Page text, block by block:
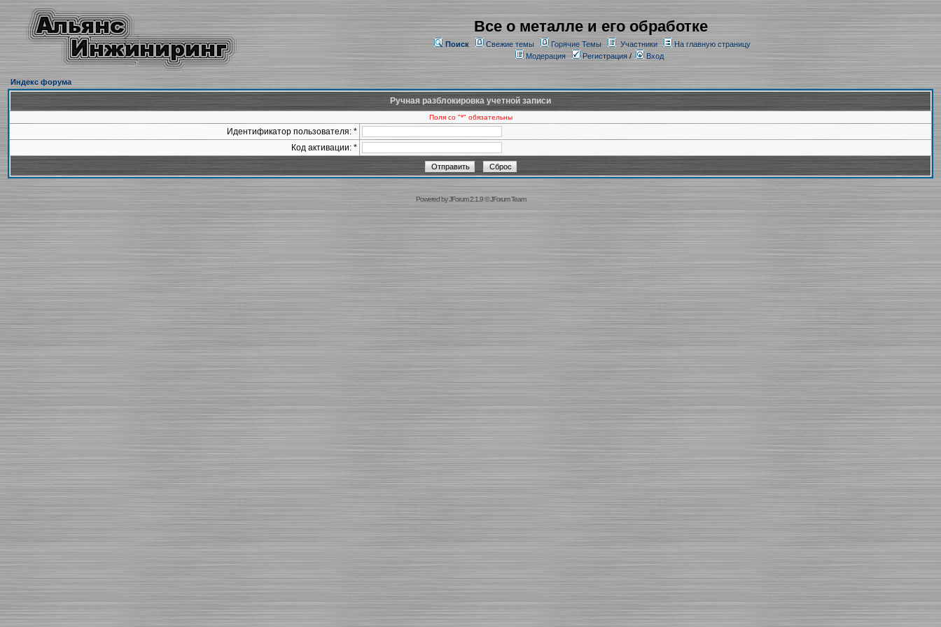
Все о металле и его обработке
Поиск Свежие темы Горячие Темы Участники
На главную страницу
Модерация
Регистрация/ Вход
Индекс форума
Ручная разблокировка учетной записи
Поля со "*" обязательны
Идентификатор пользователя: *
Код активации: *
Powered byJForum 2.1.9©JForum Team